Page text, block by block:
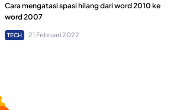
Cara mengatasi spasi hilang dari word 2010 ke
word 2007
TECH 21 Februari 2022